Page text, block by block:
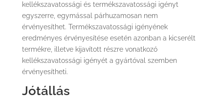
kellékszavatossági és termékszavatossági igényt
egyszerre, egymással párhuzamosan nem
érvényesíthet. Termékszavatossági igényének
eredményes érvényesítése esetén azonban a kicserélt
termékre, illetve kijavított részre vonatkozó
kellékszavatossági igényét a gyártóval szemben
érvényesítheti.
Jótállás